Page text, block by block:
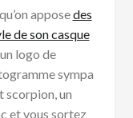
apposedes
de son casque
logo de
sympa
scorpion, un
et vous sortez